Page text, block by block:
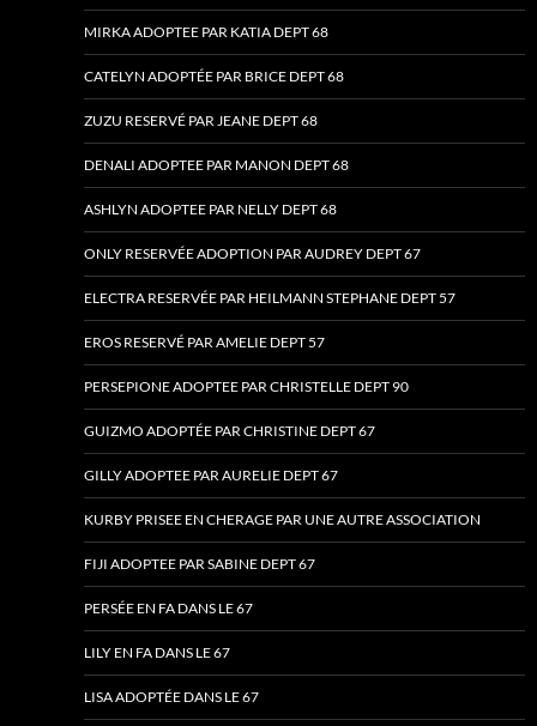
MIRKA ADOPTEE PAR KATIA DEPT 68
CATELYN ADOPTÉE PAR BRICE DEPT 68
ZUZU RESERVÉ PAR JEANE DEPT 68
DENALI ADOPTEE PAR MANON DEPT 68
ASHLYN ADOPTEE PAR NELLY DEPT 68
ONLY RESERVÉE ADOPTION PAR AUDREY DEPT 67
ELECTRA RESERVÉE PAR HEILMANN STEPHANE DEPT 57
EROS RESERVÉ PAR AMELIE DEPT 57
PERSEPIONE ADOPTEE PAR CHRISTELLE DEPT 90
GUIZMO ADOPTÉE PAR CHRISTINE DEPT 67
GILLY ADOPTEE PAR AURELIE DEPT 67
KURBY PRISEE EN CHERAGE PAR UNE AUTRE ASSOCIATION
FIJI ADOPTEE PAR SABINE DEPT 67
PERSÉE EN FA DANS LE 67
LILY EN FA DANS LE 67
LISA ADOPTÉE DANS LE 67